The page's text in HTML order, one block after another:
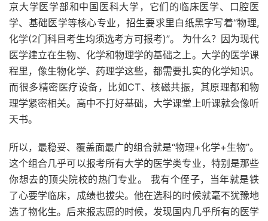
京大学医学部和中国医科大学，它们的临床医学、口腔医
学、基础医学等核心专业，招生要求里白纸黑字写着“物理,
化学(2门科目考生均须选考方可报考)”。 为什么？因为现代
医学建立在生物、化学和物理学的基础之上。大学的医学课
程里，像生物化学、药理学这些，都需要扎实的化学知识。
而很多精密医疗设备，比如CT、核磁共振，其原理都和物
理学紧密相关。高中不打好基础，大学课堂上听课就会像听
天书。
所以，最稳妥、覆盖面最广的组合就是“物理+化学+生物”。
这个组合几乎可以报考所有大学的医学类专业，特别是那些
你想去的顶尖院校的热门专业。 我有个侄子，当年就是铁
了心要学临床，成绩也拔尖。他在选科的时候就毫不犹豫地
选了物化生。后来报志愿的时候，发现国内几乎所有的医学